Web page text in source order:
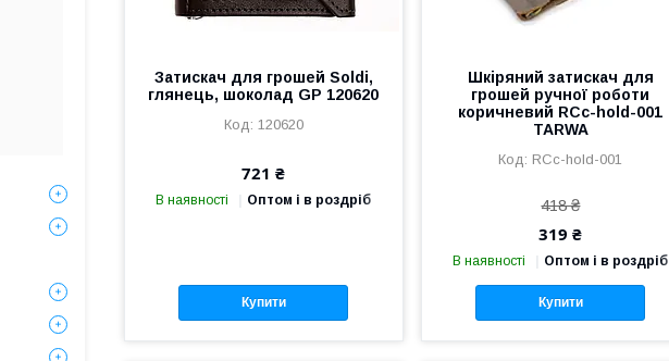
Затискач для грошей Soldi,
глянець, шоколад GP 120620
120620
721 ₴
В наявності Оптом і в роздріб
Купити
Шкіряний затискач для
грошей ручної роботи
коричневий RCc-hold-001
TARWA
RCc-hold-001
418 ₴
319 ₴
В наявності Оптом і в роздріб
Купити